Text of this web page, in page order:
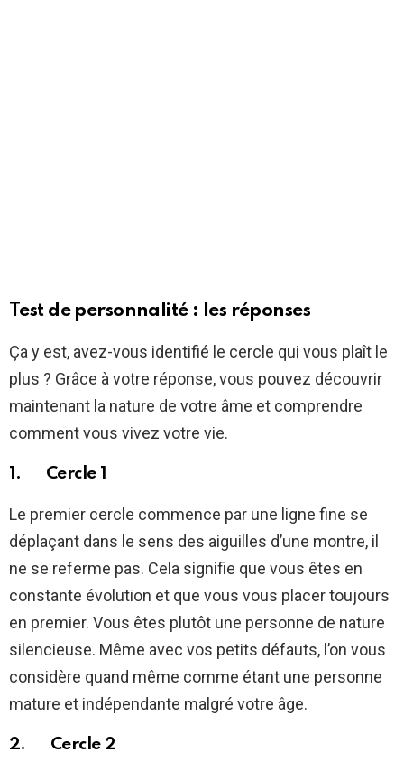
Test de personnalité : les réponses
Ça y est, avez-vous identifié le cercle qui vous plaît le
plus ? Grâce à votre réponse, vous pouvez découvrir
maintenant la nature de votre âme et comprendre
comment vous vivez votre vie.
1. Cercle 1
Le premier cercle commence par une ligne fine se
déplaçant dans le sens des aiguilles d’une montre, il
ne se referme pas. Cela signifie que vous êtes en
constante évolution et que vous vous placer toujours
en premier. Vous êtes plutôt une personne de nature
silencieuse. Même avec vos petits défauts, l’on vous
considère quand même comme étant une personne
mature et indépendante malgré votre âge.
2. Cercle 2